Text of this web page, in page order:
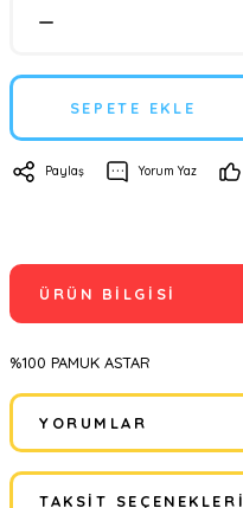
SEPETE EKLE
Paylaş Yorum Yaz
ÜRÜN BILGISI
%100 PAMUK ASTAR
YORUMLAR
TAKSIT SEÇENEKLERI